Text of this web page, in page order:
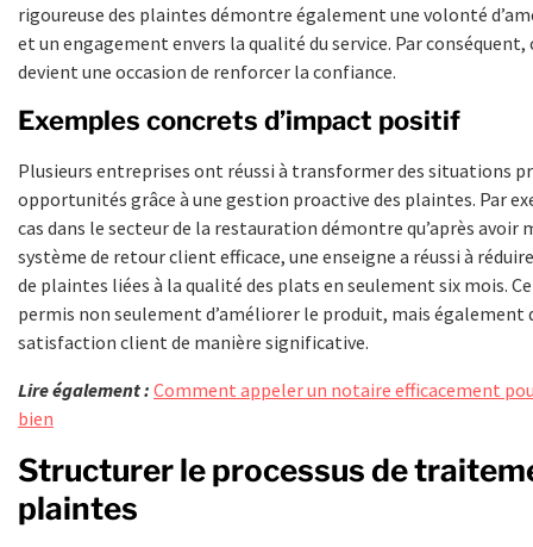
rigoureuse des plaintes démontre également une volonté
et un engagement envers la qualité du service. Par
devient une occasion de renforcer la confiance.
Exemples concrets d’impact positif
Plusieurs entreprises ont réussi à transformer des situations
opportunités grâce à une gestion proactive des plaintes. Par
cas dans le secteur de la restauration démontre qu’après avoir
système de retour client efficace, une enseigne a réussi à
de plaintes liées à la qualité des plats en seulement six mois.
permis non seulement d’améliorer le produit, mais également
satisfaction client de manière significative.
Lire également : Comment appeler un notaire efficacement
bien
Structurer le processus de
plaintes